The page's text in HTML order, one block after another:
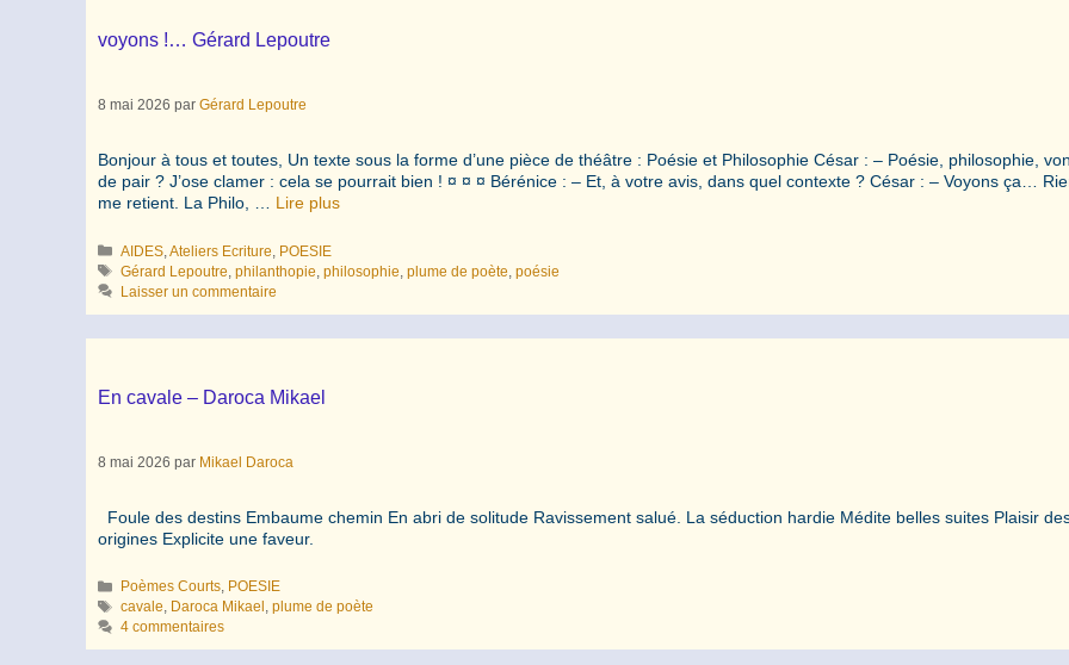
voyons !… Gérard Lepoutre
8 mai 2026 par Gérard Lepoutre
Bonjour à tous et toutes, Un texte sous la forme d’une pièce de théâtre : Poésie et Philosophie César : – Poésie, philosophie,
de pair ? J’ose clamer : cela se pourrait bien ! ¤ ¤ ¤ Bérénice : – Et, à votre avis, dans quel contexte ? César : – Voyons ça…
me retient. La Philo, … Lire plus
Catégories
AIDES ,Ateliers Ecriture POESIE
Étiquettes
Gérard Lepoutre ,philanthopie ,philosophie ,plume de poète ,poésie
Laisser un commentaire
En cavale – Daroca Mikael
8 mai 2026 par Mikael Daroca
Foule des destins Embaume chemin En abri de solitude Ravissement salué. La séduction hardie Médite belles suites Plaisir
origines Explicite une faveur.
Catégories
Poèmes Courts, POESIE
Étiquettes
cavale, Daroca Mikael ,plume de poète
4 commentaires